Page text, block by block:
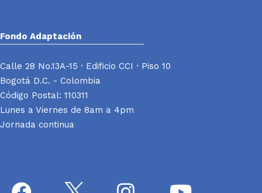
Fondo Adaptación
Calle 28 No.13A-15 · Edificio CCI · Piso 10
Bogotá D.C. - Colombia
Código Postal: 110311
Lunes a Viernes de 8am a 4pm
Jornada continua